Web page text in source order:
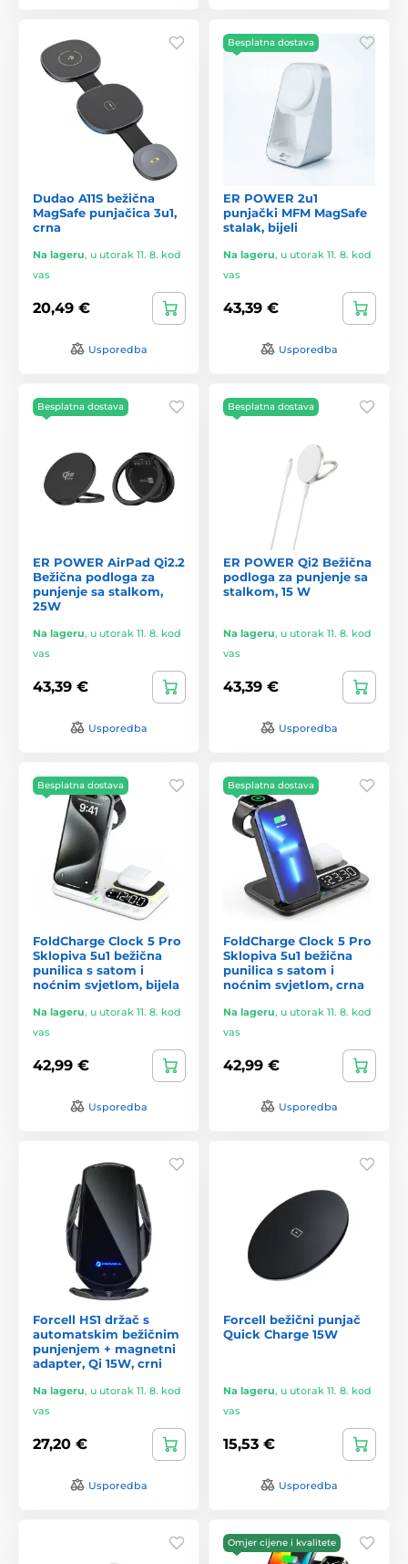
Dudao A11S bežična
MagSafe punjačica 3u1,
crna
Na lageru, u utorak 11. 8. kod
vas
20,49 €
Usporedba
Besplatna dostava
ER POWER 2u1
punjački MFM MagSafe
stalak, bijeli
Na lageru, u utorak 11. 8. kod
vas
43,39 €
Usporedba
Besplatna dostava
ER POWER AirPad Qi2.2
Bežična podloga za
punjenje sa stalkom,
25W
Na lageru, u utorak 11. 8. kod
vas
43,39 €
Usporedba
Besplatna dostava
ER POWER Qi2 Bežična
podloga za punjenje sa
stalkom, 15 W
Na lageru, u utorak 11. 8. kod
vas
43,39 €
Usporedba
Besplatna dostava
FoldCharge Clock 5 Pro
Sklopiva 5u1 bežična
punilica s satom i
noćnim svjetlom, bijela
Na lageru, u utorak 11. 8. kod
vas
42,99 €
Usporedba
Besplatna dostava
FoldCharge Clock 5 Pro
Sklopiva 5u1 bežična
punilica s satom i
noćnim svjetlom, crna
Na lageru, u utorak 11. 8. kod
vas
42,99 €
Usporedba
Forcell HS1 držač s
automatskim bežičnim
punjenjem + magnetni
adapter, Qi 15W, crni
Na lageru, u utorak 11. 8. kod
vas
27,20 €
Usporedba
Forcell bežični punjač
Quick Charge 15W
Na lageru, u utorak 11. 8. kod
vas
15,53 €
Usporedba
Omjer cijene i kvalitete